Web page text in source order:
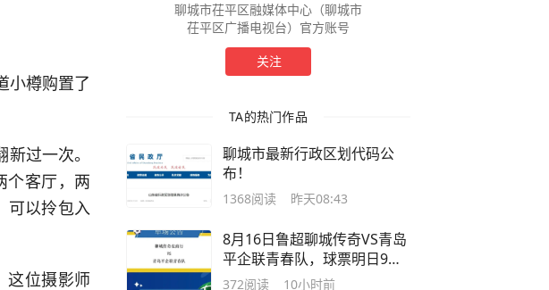
小樽购置了
过一次。
个客厅，两
可以拎包入
这位摄影师
聊城市茌平区融媒体中心（聊城市
茌平区广播电视台）官方账号
关注
TA的热门作品
聊城市最新行政区划代码公
布！
1368阅读 昨天08:43
8月16日鲁超聊城传奇VS青岛
平企联青春队，球票明日9点
正式开售！
372阅读 10小时前